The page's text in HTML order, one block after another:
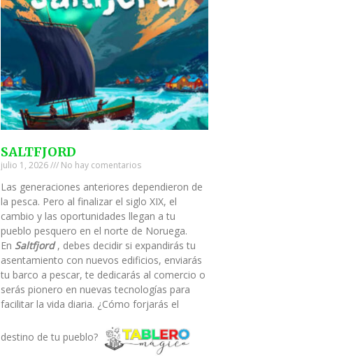
SALTFJORD
julio 1, 2026 No hay comentarios
Las generaciones anteriores dependieron de
la pesca. Pero al finalizar el siglo XIX, el
cambio y las oportunidades llegan a tu
pueblo pesquero en el norte de Noruega.
En Saltfjord, debes decidir si expandirás tu
asentamiento con nuevos edificios, enviarás
tu barco a pescar, te dedicarás al comercio o
serás pionero en nuevas tecnologías para
facilitar la vida diaria. ¿Cómo forjarás el
destino de tu pueblo?